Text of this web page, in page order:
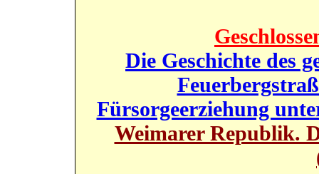
Die Geschichte des
Fürsorgeerziehung
Weimarer Republik.